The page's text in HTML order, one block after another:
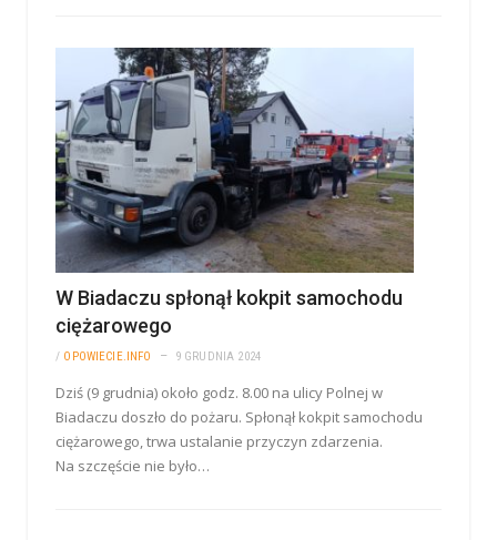
W Biadaczu spłonął kokpit samochodu
ciężarowego
/ OPOWIECIE.INFO 9 GRUDNIA 2024
Dziś (9 grudnia) około godz. 8.00 na ulicy Polnej w
Biadaczu doszło do pożaru. Spłonął kokpit samochodu
ciężarowego, trwa ustalanie przyczyn zdarzenia.
Na szczęście nie było…